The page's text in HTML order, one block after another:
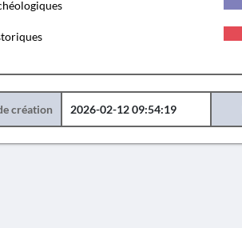
création 2026-02-12 09:54:19